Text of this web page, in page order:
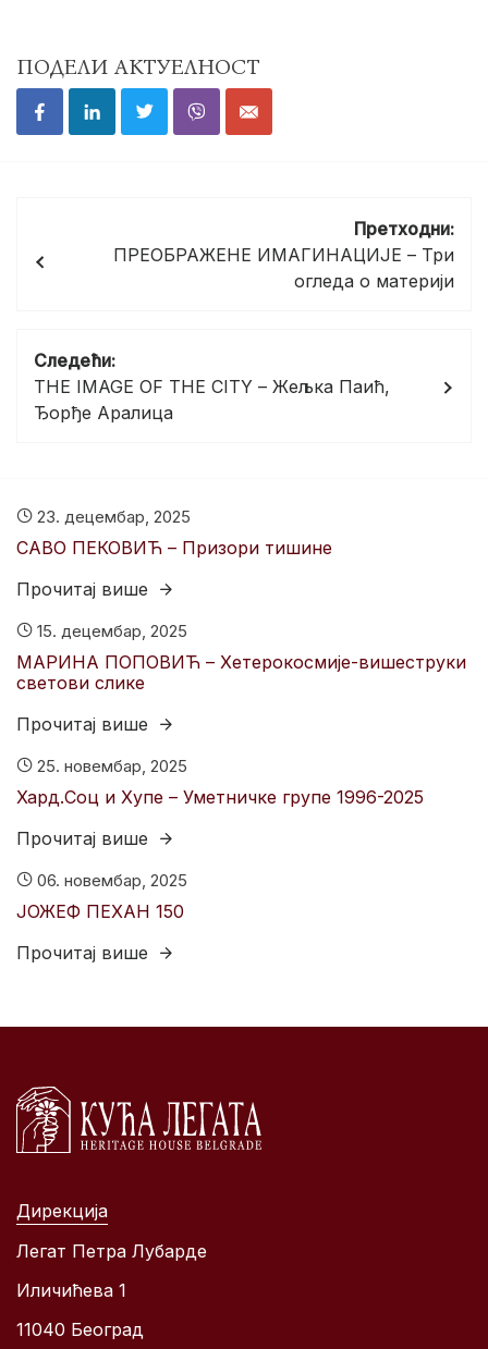
ПОДЕЛИ АКТУЕЛНОСТ
чланка
Претходни:
ПРЕОБРАЖЕНЕ ИМАГИНАЦИЈЕ – Три
огледа о материји
Следећи:
THE IMAGE OF THE CITY – Жељка Паић,
Ђорђе Аралица
23. децембар, 2025
САВО ПЕКОВИЋ – Призори тишине
Прочитај више
15. децембар, 2025
МАРИНА ПОПОВИЋ – Хетерокосмије-вишеструки
светови слике
Прочитај више
25. новембар, 2025
Хард.Соц и Хyпе – Уметничке групе 1996-2025
Прочитај више
06. новембар, 2025
ЈОЖЕФ ПЕХАН 150
Прочитај више
Дирекција
Легат Петра Лубарде
Иличићева 1
11040 Београд